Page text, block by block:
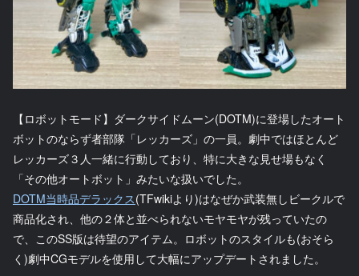
【ロボットモード】ダークサイドムーン(DOTM)に登場したオート
ボットのならず者部隊「レッカーズ」の一員。劇中ではほとんど
レッカーズ３人一緒に行動しており、特に大きな見せ場もなく
「その他オートボット」みたいな扱いでした。
DOTM当時品デラックス(TFwikiより)はなぜか武装無しビークルで
商品化され、他の２体と並べられないモヤモヤが残っていたの
で、このSS版は待望のアイテム。ロボットのスタイルも(おそら
く)劇中CGモデルを使用して大幅にアップデートされました。